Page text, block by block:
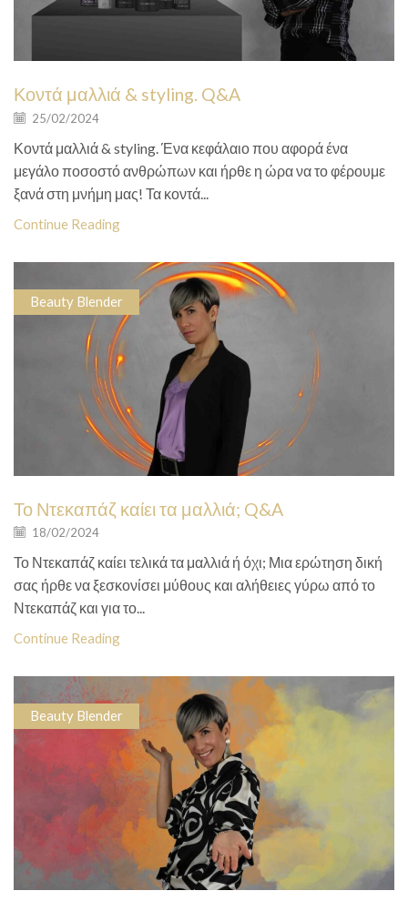
Κοντά μαλλιά & styling. Q&A
25/02/2024
Κοντά μαλλιά & styling. Ένα κεφάλαιο που αφορά ένα
μεγάλο ποσοστό ανθρώπων και ήρθε η ώρα να το φέρουμε
ξανά στη μνήμη μας! Τα κοντά...
Continue Reading
Beauty Blender
Το Ντεκαπάζ καίει τα μαλλιά; Q&A
18/02/2024
Το Ντεκαπάζ καίει τελικά τα μαλλιά ή όχι; Μια ερώτηση δική
σας ήρθε να ξεσκονίσει μύθους και αλήθειες γύρω από το
Ντεκαπάζ και για το...
Continue Reading
Beauty Blender